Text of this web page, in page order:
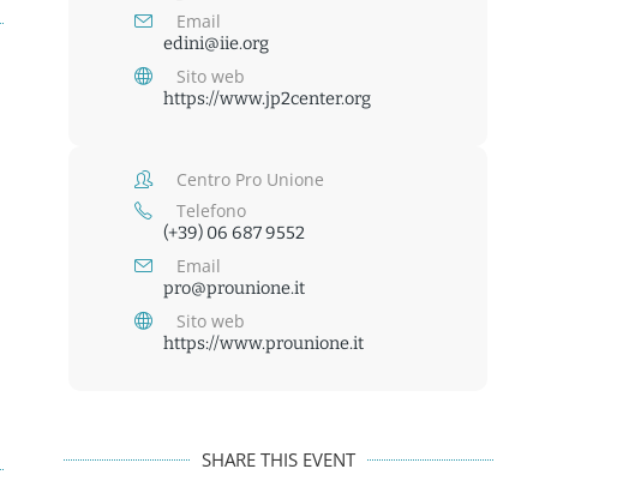
Email
edini@iie.org
Sito web
https://www.jp2center.org
Centro Pro Unione
Telefono
(+39) 06 687 9552
Email
pro@prounione.it
Sito web
https://www.prounione.it
SHARE THIS EVENT